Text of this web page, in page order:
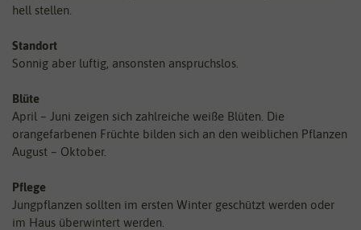
hell stellen.
Standort
Sonnig aber luftig, ansonsten anspruchslos.
Blüte
April – Juni zeigen sich zahlreiche weiße Blüten. Die
orangefarbenen Früchte bilden sich an den weiblichen Pflanzen
August – Oktober.
Pflege
Jungpflanzen sollten im ersten Winter geschützt werden oder
im Haus überwintert werden.